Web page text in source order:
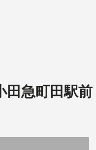
田急町田駅前